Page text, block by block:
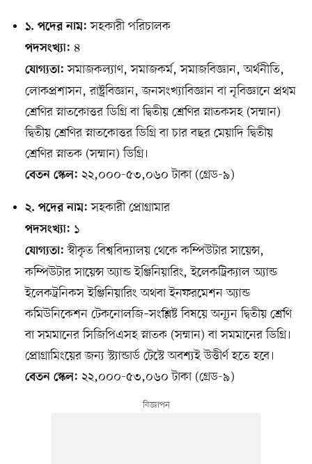
১. পদের নাম: সহকারী পরিচালক
পদসংখ্যা: ৪
যোগ্যতা: সমাজকল্যাণ, সমাজকর্ম, সমাজবিজ্ঞান, অর্থনীতি,
লোকপ্রশাসন, রাষ্ট্রবিজ্ঞান, জনসংখ্যাবিজ্ঞান বা নৃবিজ্ঞানে প্রথম
শ্রেণির স্নাতকোত্তর ডিগ্রি বা দ্বিতীয় শ্রেণির স্নাতকসহ (সম্মান)
দ্বিতীয় শ্রেণির স্নাতকোত্তর ডিগ্রি বা চার বছর মেয়াদি দ্বিতীয়
শ্রেণির স্নাতক (সম্মান) ডিগ্রি।
বেতন স্কেল: ২২,০০০-৫৩,০৬০ টাকা (গ্রেড-৯)
২. পদের নাম: সহকারী প্রোগ্রামার
পদসংখ্যা: ১
যোগ্যতা: স্বীকৃত বিশ্ববিদ্যালয় থেকে কম্পিউটার সায়েন্স,
কম্পিউটার সায়েন্স অ্যান্ড ইঞ্জিনিয়ারিং, ইলেকট্রিক্যাল অ্যান্ড
ইলেকট্রনিকস ইঞ্জিনিয়ারিং অথবা ইনফরমেশন অ্যান্ড
কমিউনিকেশন টেকনোলজি–সংশ্লিষ্ট বিষয়ে অন্যূন দ্বিতীয় শ্রেণি
বা সমমানের সিজিপিএসহ স্নাতক (সম্মান) বা সমমানের ডিগ্রি।
প্রোগ্রামিংয়ের জন্য স্ট্যান্ডার্ড টেস্টে অবশ্যই উত্তীর্ণ হতে হবে।
বেতন স্কেল: ২২,০০০-৫৩,০৬০ টাকা (গ্রেড-৯)